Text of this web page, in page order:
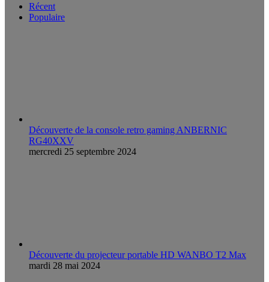
Récent
Populaire
Découverte de la console retro gaming ANBERNIC
RG40XXV
mercredi 25 septembre 2024
Découverte du projecteur portable HD WANBO T2 Max
mardi 28 mai 2024